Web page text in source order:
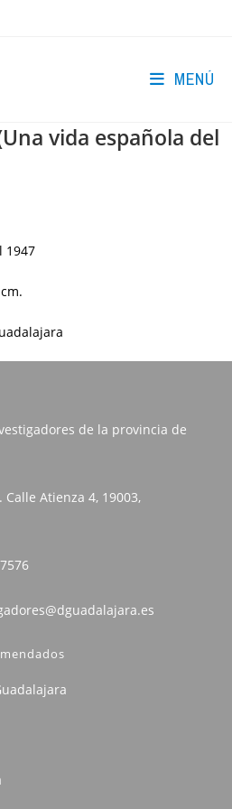
MENÚ
vida española del
1947
de la provincia de
Calle Atienza 4, 19003,